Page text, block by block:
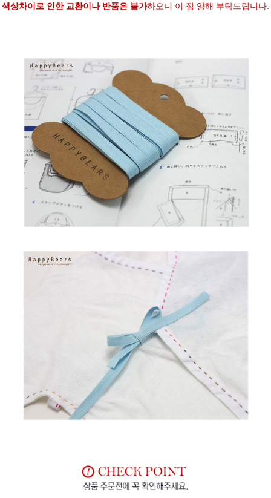
색상차이로 인한 교환이나 반품은 불가하오니 이 점 양해 부탁드립니다.